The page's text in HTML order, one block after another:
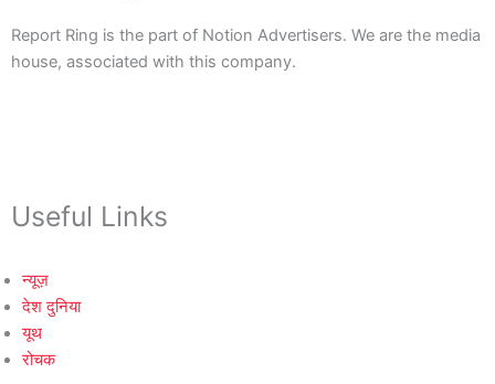
Report Ring is the part of Notion Advertisers. We are the media
house, associated with this company.
Useful Links
न्यूज़
देश दुनिया
यूथ
रोचक